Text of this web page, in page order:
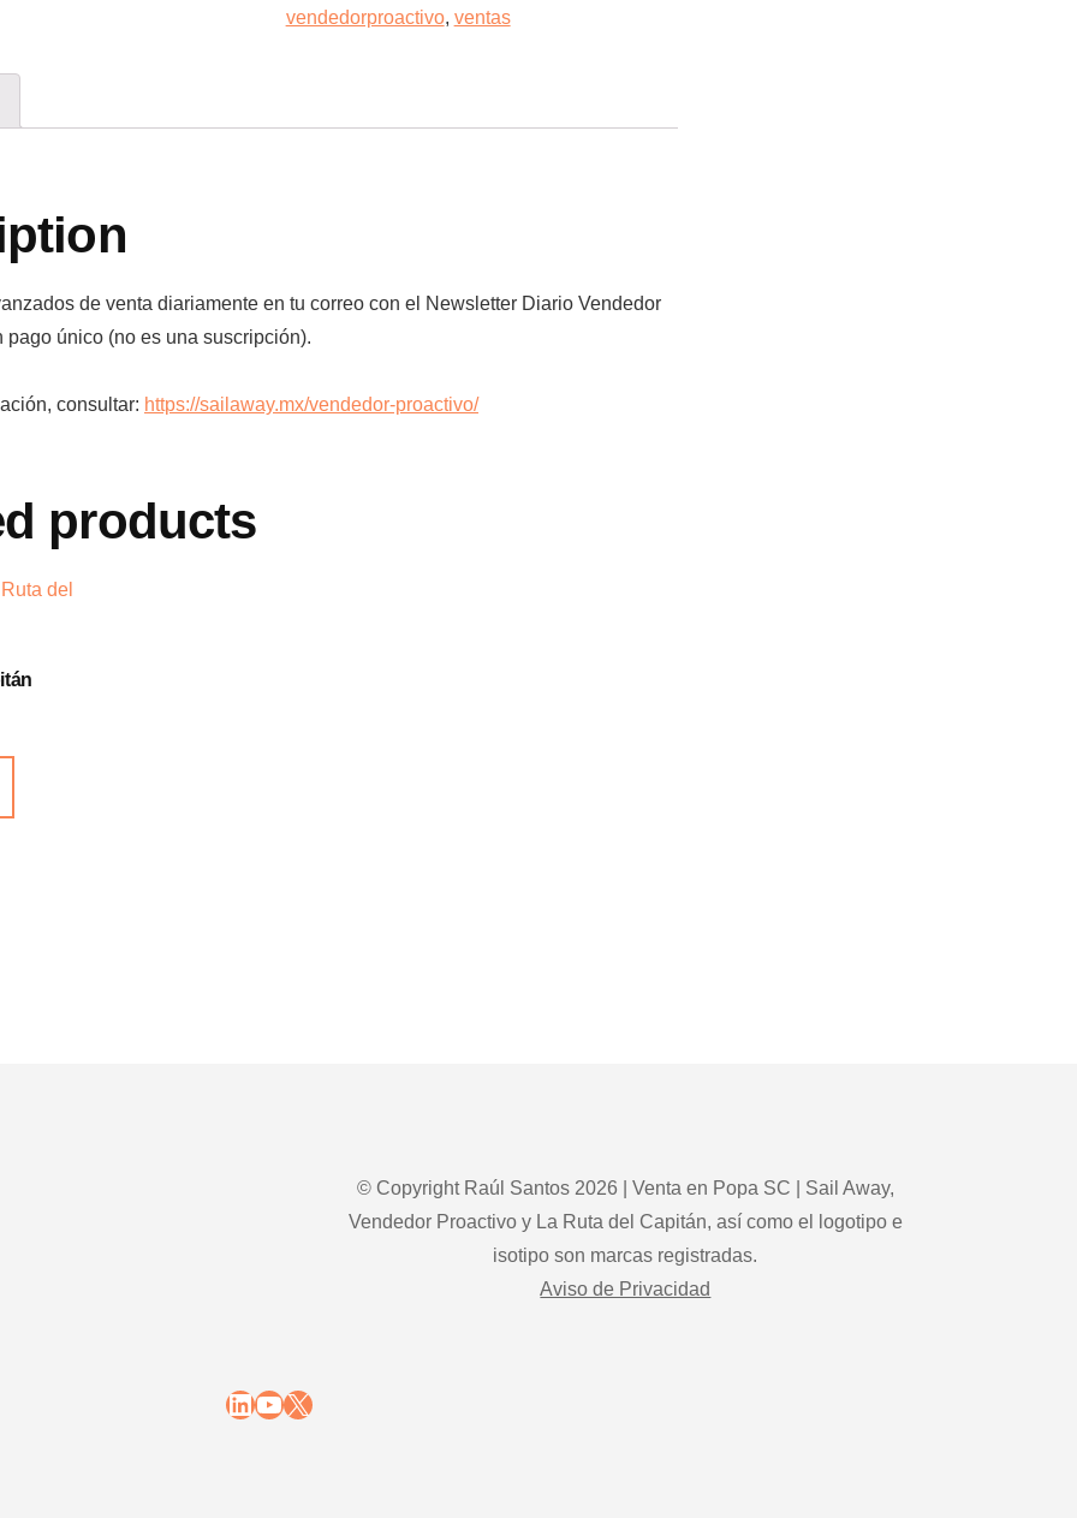
quantity
vendedorproactivo, ventas
de venta diariamente en tu correo con el Newsletter Diario Vendedor
pago único (no es una suscripción).
consultar: https://sailaway.mx/vendedor-proactivo/
products
© Copyright Raúl Santos 2026 | Venta en Popa SC | Sail Away,
Vendedor Proactivo y La Ruta del Capitán, así como el logotipo e
isotipo son marcas registradas.
Aviso de Privacidad
LinkedIn
YouTube
X